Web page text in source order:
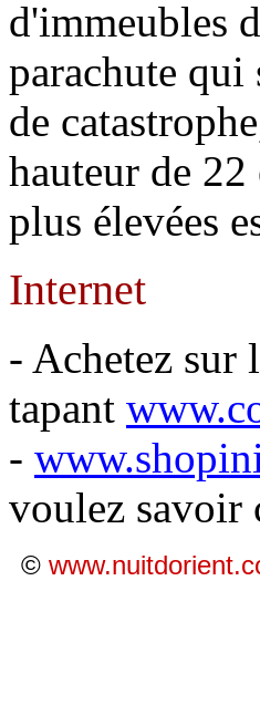
d'immeubles
parachute qui
de
hauteur de 22
plus élevées
Internet
- Achetez sur
tapant
-
voulez savoir
©